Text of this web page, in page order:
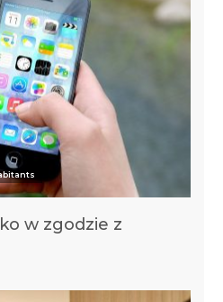
w zgodzie z